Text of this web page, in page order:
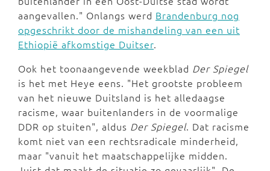
aangevallen." Onlangs werd Brandenburg nog
opgeschrikt door de mishandeling van een uit
Ethiopië afkomstige Duitser.
Ook het toonaangevende weekblad Der Spiegel
is het met Heye eens. "Het grootste probleem
van het nieuwe Duitsland is het alledaagse
racisme, waar buitenlanders in de voormalige
DDR op stuiten", aldus Der Spiegel. Dat racisme
komt niet van een rechtsradicale minderheid,
maar "vanuit het maatschappelijke midden.